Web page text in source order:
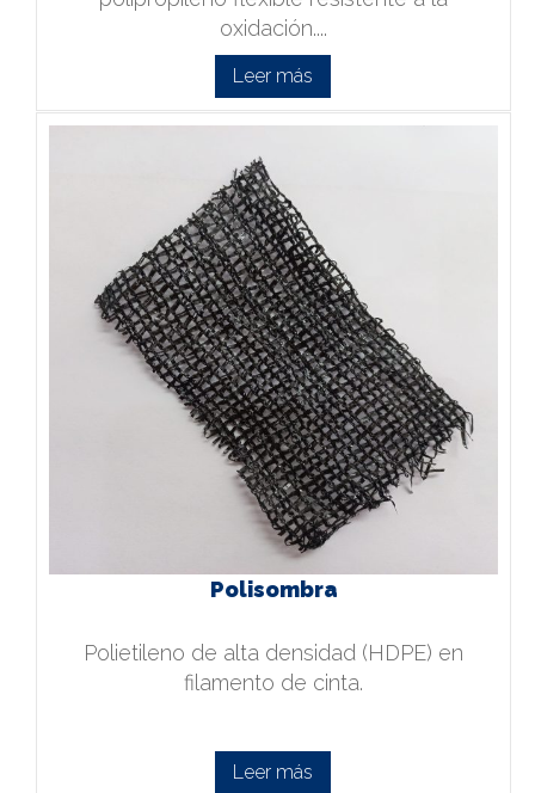
oxidación....
Leer más
Polisombra
Polietileno de alta densidad (HDPE) en
filamento de cinta.
Leer más